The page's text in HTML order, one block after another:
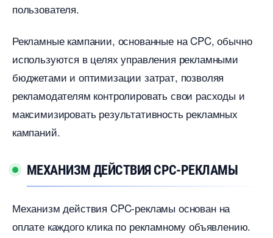
пользователя.​
Рекламные кампании, основанные на CPC, обычно
используются в целях управления рекламными
юджетами и оптимизации затрат, позволяя
рекламодателям контролировать свои расходы и
максимизировать результативность рекламных
кампаний.
МЕХАНИЗМ ДЕЙСТВИЯ CPC-РЕКЛАМЫ
Механизм действия CPC-рекламы основан на
оплате каждого клика по рекламному объявлению.